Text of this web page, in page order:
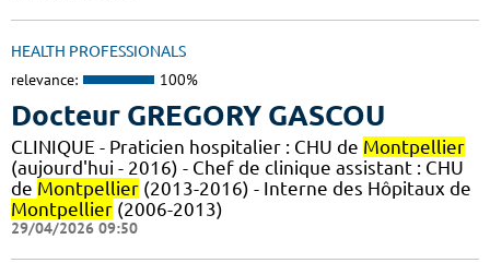
HEALTH PROFESSIONALS
relevance: 100%
Docteur GREGORY GASCOU
CLINIQUE - Praticien hospitalier : CHU de Montpellier
(aujourd'hui - 2016) - Chef de clinique assistant : CHU
de Montpellier (2013-2016) - Interne des Hôpitaux de
Montpellier (2006-2013)
29/04/2026 09:50